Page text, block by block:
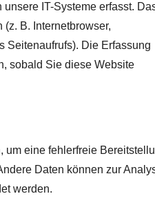
IT-Systeme erfasst.
B. Internetbrowser,
Seitenaufrufs). Die Erfassung
sobald Sie diese Website
um eine fehlerfreie
Daten können zur
werden.